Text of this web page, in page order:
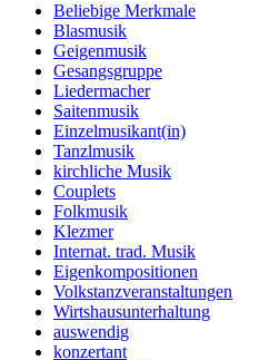
Beliebige Merkmale
Blasmusik
Geigenmusik
Gesangsgruppe
Liedermacher
Saitenmusik
Einzelmusikant(in)
Tanzlmusik
kirchliche Musik
Couplets
Folkmusik
Klezmer
Internat. trad. Musik
Eigenkompositionen
Volkstanzveranstaltungen
Wirtshausunterhaltung
auswendig
konzertant